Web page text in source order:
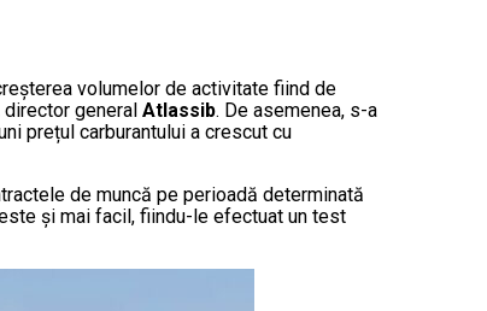
volumelor de activitate fiind de
director general Atlassib. De asemenea, s-a
prețul carburantului a crescut cu
de muncă pe perioadă determinată
și mai facil, fiindu-le efectuat un test